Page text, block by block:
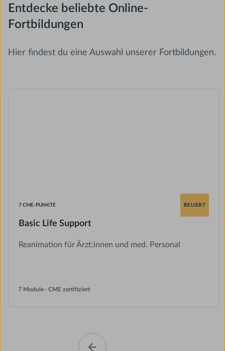
Entdecke beliebte Online-
Fortbildungen
Hier findest du eine Auswahl unserer Fortbildungen.
7 CME-PUNKTE BELIEBT
Basic Life Support
Reanimation für Ärzt:innen und med. Personal
7 Module · CME zertifiziert